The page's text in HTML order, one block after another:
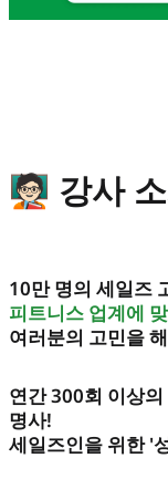
🧑🏻‍🏫 강사
10만 명의 세일즈
피트니스 업계에
여러분의 고민을
연간 300회 이상
명사!
세일즈인을 위한 '